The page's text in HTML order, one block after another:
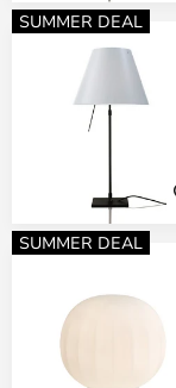
SUMMER DEAL
SUMMER DEAL